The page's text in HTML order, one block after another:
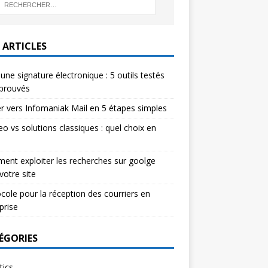
signature électronique : 5 outils testés
vers Infomaniak Mail en 5 étapes simples
vs solutions classiques : quel choix en
exploiter les recherches sur goolge
site
pour la réception des courriers en